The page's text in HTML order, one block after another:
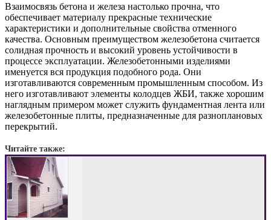
Взаимосвязь бетона и железа настолько прочна, что
обеспечивает материалу прекрасные технические
характеристики и дополнительные свойства отменного
качества. Основным преимуществом железобетона считается
солидная прочность и высокий уровень устойчивости в
процессе эксплуатации. Железобетонными изделиями
именуется вся продукция подобного рода. Они
изготавливаются современным промышленным способом. Из
него изготавливают элементы колодцев ЖБИ, также хорошим
наглядным примером может служить фундаментная лента или
железобетонные плиты, предназначенные для разноплановых
перекрытий.
Читайте также: